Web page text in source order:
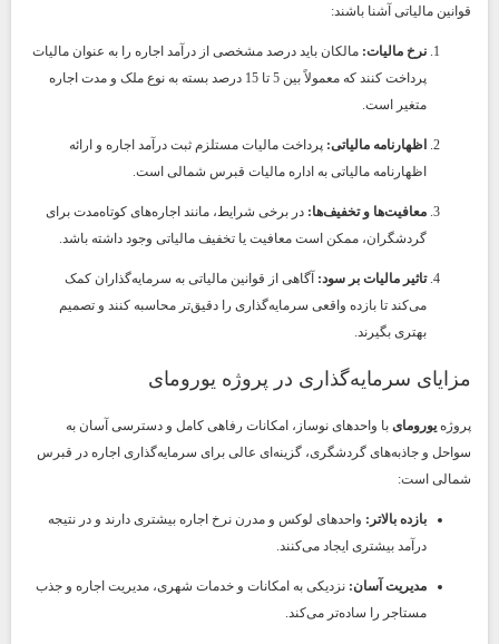
قوانین مالیاتی آشنا باشند:
نرخ مالیات: مالکان باید درصد مشخصی از درآمد اجاره را به عنوان مالیات
پرداخت کنند که معمولاً بین 5 تا 15 درصد بسته به نوع ملک و مدت اجاره
متغیر است.
اظهارنامه مالیاتی: پرداخت مالیات مستلزم ثبت درآمد اجاره و ارائه
اظهارنامه مالیاتی به اداره مالیات قبرس شمالی است.
معافیت‌ها و تخفیف‌ها: در برخی شرایط، مانند اجاره‌های کوتاه‌مدت برای
گردشگران، ممکن است معافیت یا تخفیف مالیاتی وجود داشته باشد.
تاثیر مالیات بر سود: آگاهی از قوانین مالیاتی به سرمایه‌گذاران کمک
می‌کند تا بازده واقعی سرمایه‌گذاری را دقیق‌تر محاسبه کنند و تصمیم
بهتری بگیرند.
مزایای سرمایه‌گذاری در پروژه یورومای
پروژه یورومای با واحدهای نوساز، امکانات رفاهی کامل و دسترسی آسان به
سواحل و جاذبه‌های گردشگری، گزینه‌ای عالی برای سرمایه‌گذاری اجاره در قبرس
شمالی است:
بازده بالاتر: واحدهای لوکس و مدرن نرخ اجاره بیشتری دارند و در نتیجه
درآمد بیشتری ایجاد می‌کنند.
مدیریت آسان: نزدیکی به امکانات و خدمات شهری، مدیریت اجاره و جذب
مستاجر را ساده‌تر می‌کند.